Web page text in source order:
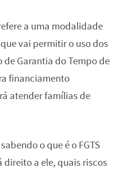
a uma modalidade
vai permitir o uso dos
de Garantia do Tempo de
financiamento
atender famílias de
o que é o FGTS
direito a ele, quais riscos